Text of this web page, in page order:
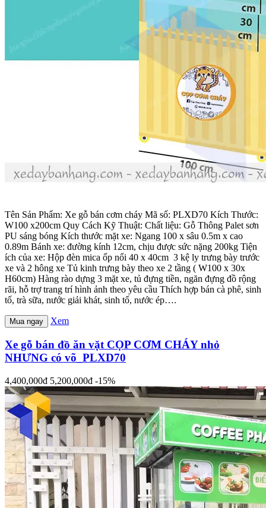
Tên Sản Phẩm: Xe gỗ bán cơm cháy Mã số: PLXD70 Kích Thước:
W100 x200cm Quy Cách Kỹ Thuật: Chất liệu: Gỗ Thông Palet sơn
PU sáng bóng Kích thước mặt xe: Ngang 100 x sâu 0.5m x cao
0.89m Bánh xe: đường kính 12cm, chịu được sức nặng 200kg Tiện
ích của xe: Hộp đèn mica ốp nổi 40 x 40cm 3 kệ ly trưng bày trước
xe và 2 hông xe Tủ kinh trưng bày theo xe 2 tầng ( W100 x 30x
H60cm) Hàng rào dựng 3 mặt xe, tủ đựng tiền, ngăn đựng đồ rộng
rãi, hỗ trợ trang trí hình ảnh theo yêu cầu Thích hợp bán cà phê, sinh
tố, trà sữa, nước giải khát, sinh tố, nước ép….
Mua ngay Xem
Xe gỗ bán đồ ăn vặt CỌP CƠM CHÁY nhỏ
NHƯNG có võ_PLXD70
4,400,000đ 5,200,000đ -15%